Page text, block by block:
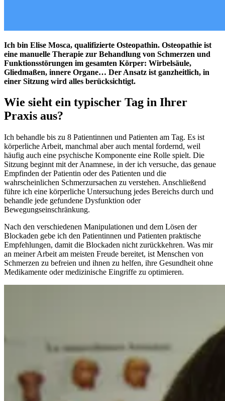
Ich bin Elise Mosca, qualifizierte Osteopathin. Osteopathie ist
eine manuelle Therapie zur Behandlung von Schmerzen und
Funktionsstörungen im gesamten Körper: Wirbelsäule,
Gliedmaßen, innere Organe… Der Ansatz ist ganzheitlich, in
einer Sitzung wird alles berücksichtigt.
Wie sieht ein typischer Tag in Ihrer
Praxis aus?
Ich behandle bis zu 8 Patientinnen und Patienten am Tag. Es ist
körperliche Arbeit, manchmal aber auch mental fordernd, weil
häufig auch eine psychische Komponente eine Rolle spielt. Die
Sitzung beginnt mit der Anamnese, in der ich versuche, das genaue
Empfinden der Patientin oder des Patienten und die
wahrscheinlichen Schmerzursachen zu verstehen. Anschließend
führe ich eine körperliche Untersuchung jedes Bereichs durch und
behandle jede gefundene Dysfunktion oder
Bewegungseinschränkung.
Nach den verschiedenen Manipulationen und dem Lösen der
Blockaden gebe ich den Patientinnen und Patienten praktische
Empfehlungen, damit die Blockaden nicht zurückkehren. Was mir
an meiner Arbeit am meisten Freude bereitet, ist Menschen von
Schmerzen zu befreien und ihnen zu helfen, ihre Gesundheit ohne
Medikamente oder medizinische Eingriffe zu optimieren.